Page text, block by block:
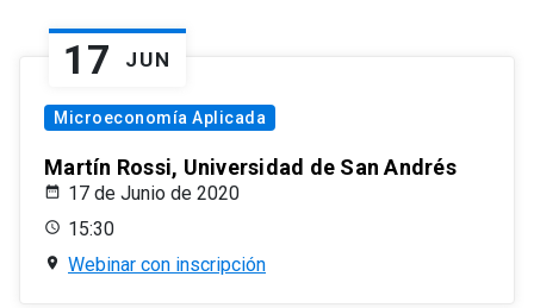
17 JUN
Microeconomía Aplicada
Martín Rossi, Universidad de San Andrés
17 de Junio de 2020
15:30
Webinar con inscripción